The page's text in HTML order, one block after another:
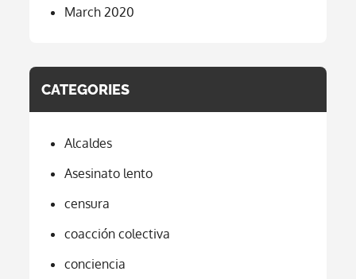
March 2020
CATEGORIES
Alcaldes
Asesinato lento
censura
coacción colectiva
conciencia